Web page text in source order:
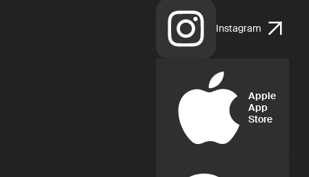
Instagram
Apple
App
Store